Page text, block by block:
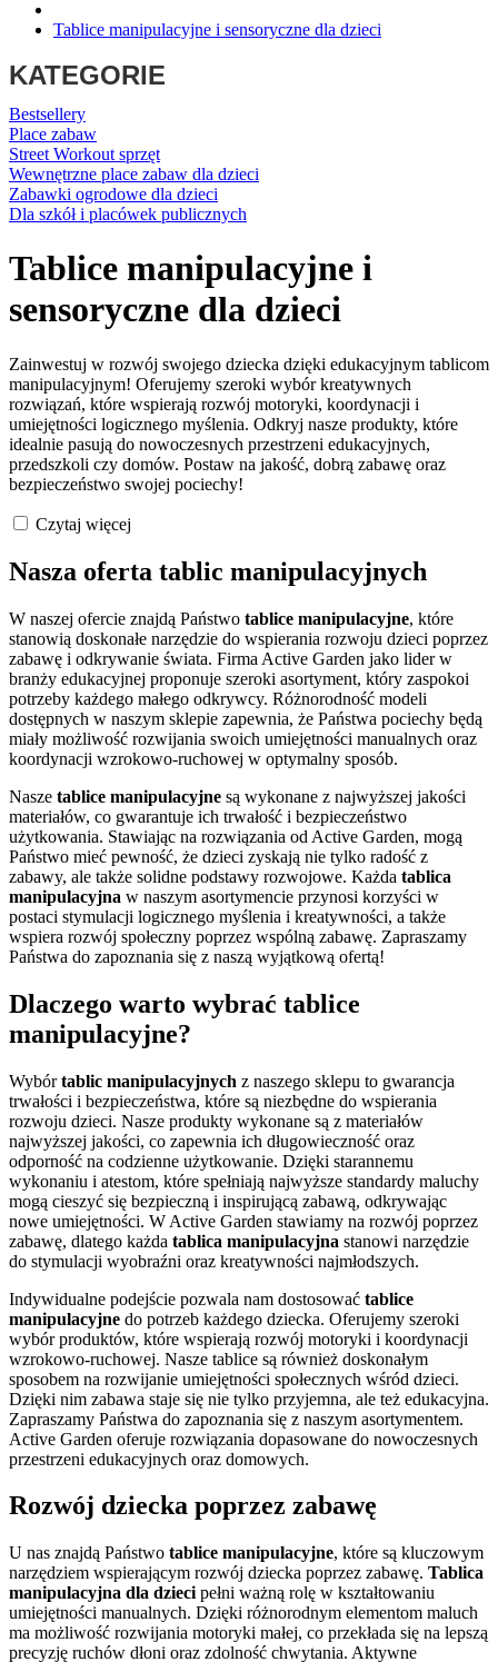
Tablice manipulacyjne i sensoryczne dla dzieci
KATEGORIE
Bestsellery
Place zabaw
Street Workout sprzęt
Wewnętrzne place zabaw dla dzieci
Zabawki ogrodowe dla dzieci
Dla szkół i placówek publicznych
Tablice manipulacyjne i
sensoryczne dla dzieci
Zainwestuj w rozwój swojego dziecka dzięki edukacyjnym tablicom
manipulacyjnym! Oferujemy szeroki wybór kreatywnych
rozwiązań, które wspierają rozwój motoryki, koordynacji i
umiejętności logicznego myślenia. Odkryj nasze produkty, które
idealnie pasują do nowoczesnych przestrzeni edukacyjnych,
przedszkoli czy domów. Postaw na jakość, dobrą zabawę oraz
bezpieczeństwo swojej pociechy!
Czytaj więcej
Nasza oferta tablic manipulacyjnych
W naszej ofercie znajdą Państwo tablice manipulacyjne, które
stanowią doskonałe narzędzie do wspierania rozwoju dzieci poprzez
zabawę i odkrywanie świata. Firma Active Garden jako lider w
branży edukacyjnej proponuje szeroki asortyment, który zaspokoi
potrzeby każdego małego odkrywcy. Różnorodność modeli
dostępnych w naszym sklepie zapewnia, że Państwa pociechy będą
miały możliwość rozwijania swoich umiejętności manualnych oraz
koordynacji wzrokowo-ruchowej w optymalny sposób.
Nasze tablice manipulacyjne są wykonane z najwyższej jakości
materiałów, co gwarantuje ich trwałość i bezpieczeństwo
użytkowania. Stawiając na rozwiązania od Active Garden, mogą
Państwo mieć pewność, że dzieci zyskają nie tylko radość z
zabawy, ale także solidne podstawy rozwojowe. Każda tablica
manipulacyjna w naszym asortymencie przynosi korzyści w
postaci stymulacji logicznego myślenia i kreatywności, a także
wspiera rozwój społeczny poprzez wspólną zabawę. Zapraszamy
Państwa do zapoznania się z naszą wyjątkową ofertą!
Dlaczego warto wybrać tablice
manipulacyjne?
Wybórtablic manipulacyjnych z naszego sklepu to gwarancja
trwałości i bezpieczeństwa, które są niezbędne do wspierania
rozwoju dzieci. Nasze produkty wykonane są z materiałów
najwyższej jakości, co zapewnia ich długowieczność oraz
odporność na codzienne użytkowanie. Dzięki starannemu
wykonaniu i atestom, które spełniają najwyższe standardy maluchy
mogą cieszyć się bezpieczną i inspirującą zabawą, odkrywając
nowe umiejętności. W Active Garden stawiamy na rozwój poprzez
zabawę, dlatego każda tablica manipulacyjna stanowi narzędzie
do stymulacji wyobraźni oraz kreatywności najmłodszych.
Indywidualne podejście pozwala nam dostosować tablice
manipulacyjne do potrzeb każdego dziecka. Oferujemy szeroki
wybór produktów, które wspierają rozwój motoryki i koordynacji
wzrokowo-ruchowej. Nasze tablice są również doskonałym
sposobem na rozwijanie umiejętności społecznych wśród dzieci.
Dzięki nim zabawa staje się nie tylko przyjemna, ale też edukacyjna.
Zapraszamy Państwa do zapoznania się z naszym asortymentem.
Active Garden oferuje rozwiązania dopasowane do nowoczesnych
przestrzeni edukacyjnych oraz domowych.
Rozwój dziecka poprzez zabawę
U nas znajdą Państwo tablice manipulacyjne, które są kluczowym
narzędziem wspierającym rozwój dziecka poprzez zabawę. Tablica
manipulacyjna dla dzieci pełni ważną rolę w kształtowaniu
umiejętności manualnych. Dzięki różnorodnym elementom maluch
ma możliwość rozwijania motoryki małej, co przekłada się na lepszą
precyzję ruchów dłoni oraz zdolność chwytania. Aktywne